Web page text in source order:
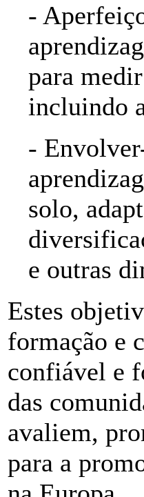
-
para
incluindo
-
solo,
e outras
Estes
formação e
confiável e
das
avaliem,
para a